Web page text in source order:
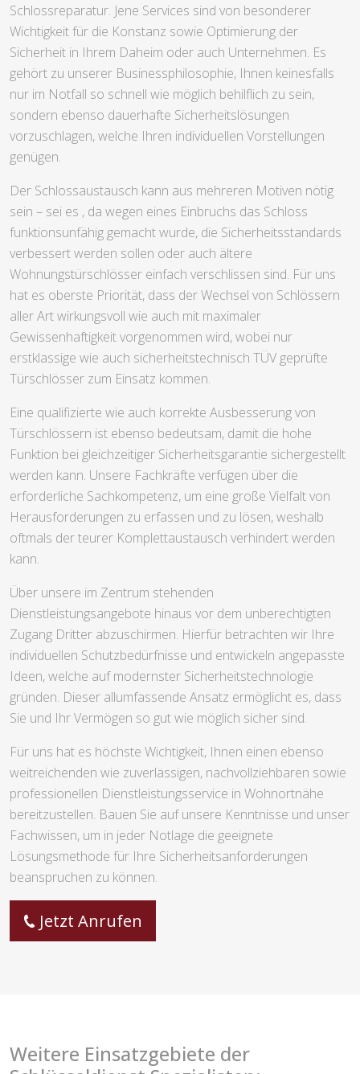
Schlossreparatur. Jene Services sind von besonderer
Wichtigkeit für die Konstanz sowie Optimierung der
Sicherheit in Ihrem Daheim oder auch Unternehmen. Es
gehört zu unserer Businessphilosophie, Ihnen keinesfalls
nur im Notfall so schnell wie möglich behilflich zu sein,
sondern ebenso dauerhafte Sicherheitslösungen
vorzuschlagen, welche Ihren individuellen Vorstellungen
genügen.
Der Schlossaustausch kann aus mehreren Motiven nötig
sein – sei es , da wegen eines Einbruchs das Schloss
funktionsunfähig gemacht wurde, die Sicherheitsstandards
verbessert werden sollen oder auch ältere
Wohnungstürschlösser einfach verschlissen sind. Für uns
hat es oberste Priorität, dass der Wechsel von Schlössern
aller Art wirkungsvoll wie auch mit maximaler
Gewissenhaftigkeit vorgenommen wird, wobei nur
erstklassige wie auch sicherheitstechnisch TÜV geprüfte
Türschlösser zum Einsatz kommen.
Eine qualifizierte wie auch korrekte Ausbesserung von
Türschlössern ist ebenso bedeutsam, damit die hohe
Funktion bei gleichzeitiger Sicherheitsgarantie sichergestellt
werden kann. Unsere Fachkräfte verfügen über die
erforderliche Sachkompetenz, um eine große Vielfalt von
Herausforderungen zu erfassen und zu lösen, weshalb
oftmals der teurer Komplettaustausch verhindert werden
kann.
Über unsere im Zentrum stehenden
Dienstleistungsangebote hinaus vor dem unberechtigten
Zugang Dritter abzuschirmen. Hierfür betrachten wir Ihre
individuellen Schutzbedürfnisse und entwickeln angepasste
Ideen, welche auf modernster Sicherheitstechnologie
gründen. Dieser allumfassende Ansatz ermöglicht es, dass
Sie und Ihr Vermögen so gut wie möglich sicher sind.
Für uns hat es höchste Wichtigkeit, Ihnen einen ebenso
weitreichenden wie zuverlässigen, nachvollziehbaren sowie
professionellen Dienstleistungsservice in Wohnortnähe
bereitzustellen. Bauen Sie auf unsere Kenntnisse und unser
Fachwissen, um in jeder Notlage die geeignete
Lösungsmethode für Ihre Sicherheitsanforderungen
beanspruchen zu können.
Jetzt Anrufen
Weitere Einsatzgebiete der